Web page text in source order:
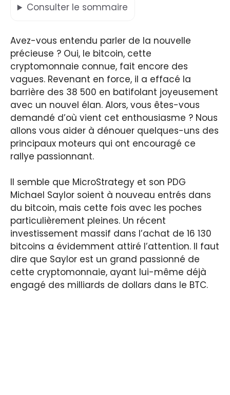
Consulter le sommaire
Avez-vous entendu parler de la nouvelle
précieuse ? Oui, le bitcoin, cette
cryptomonnaie connue, fait encore des
vagues. Revenant en force, il a effacé la
barrière des 38 500 en batifolant joyeusement
avec un nouvel élan. Alors, vous êtes-vous
demandé d’où vient cet enthousiasme ? Nous
allons vous aider à dénouer quelques-uns des
principaux moteurs qui ont encouragé ce
rallye passionnant.
Il semble que MicroStrategy et son PDG
Michael Saylor soient à nouveau entrés dans
du bitcoin, mais cette fois avec les poches
particulièrement pleines. Un récent
investissement massif dans l’achat de 16 130
bitcoins a évidemment attiré l’attention. Il faut
dire que Saylor est un grand passionné de
cette cryptomonnaie, ayant lui-même déjà
engagé des milliards de dollars dans le BTC.